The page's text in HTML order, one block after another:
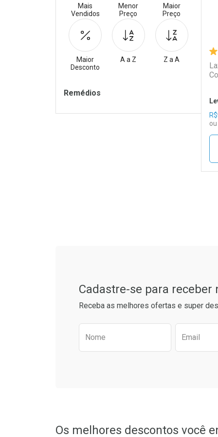
R$
Mais
Vendidos
Menor
Preço
Maior
Preço
Maior
Desconto
A a Z Z a A
Filtros
Remédios
Cadastre-se para receber
Receba as melhores ofertas e super
Preencha o formulário
Nome Email
Os melhores descontos você